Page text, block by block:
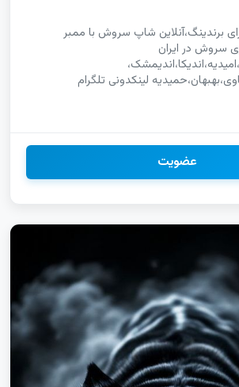
برندینگ،آنلاین شاپ سروش با ممبر
سروش در ایران
لینکدونی تلگرام
قشم،تبلیغات قشم،فروشگاه
خوزستان آگهی کانال تلگرام برای
در بندرعباس،خدمات مجازی تلگرام برای
برای خدمات ثبت لینک خراسان رضوی
در شیراز،خدمات یوتیوب برای فروش
برای تبلیغات آنلاین تبلیغات کانال
واتساپ پربازدید ایرانی تلگرام
کهنوج،واتساپ کهنوج،ایتا
عضویت